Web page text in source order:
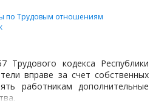
по Трудовым отношениям
Трудового кодекса Республики
вправе за счет собственных
работникам дополнительные